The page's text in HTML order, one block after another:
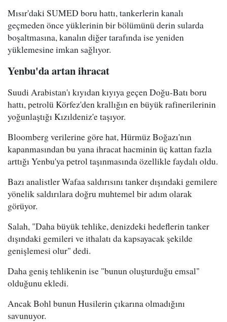
Mısır'daki SUMED boru hattı, tankerlerin kanalı
geçmeden önce yüklerinin bir bölümünü derin sularda
boşaltmasına, kanalın diğer tarafında ise yeniden
yüklemesine imkan sağlıyor.
Yenbu'da artan ihracat
Suudi Arabistan'ı kıyıdan kıyıya geçen Doğu-Batı boru
hattı, petrolü Körfez'den krallığın en büyük rafinerilerinin
yoğunlaştığı Kızıldeniz'e taşıyor.
Bloomberg verilerine göre hat, Hürmüz Boğazı'nın
kapanmasından bu yana ihracat hacminin üç kattan fazla
arttığı Yenbu'ya petrol taşınmasında özellikle faydalı oldu.
Bazı analistler Wafaa saldırısını tanker dışındaki gemilere
yönelik saldırılara doğru muhtemel bir adım olarak
görüyor.
Salah, "Daha büyük tehlike, denizdeki hedeflerin tanker
dışındaki gemileri ve ithalatı da kapsayacak şekilde
genişlemesi olur" dedi.
Daha geniş tehlikenin ise "bunun oluşturduğu emsal"
olduğunu ekledi.
Ancak Bohl bunun Husilerin çıkarına olmadığını
savunuyor.